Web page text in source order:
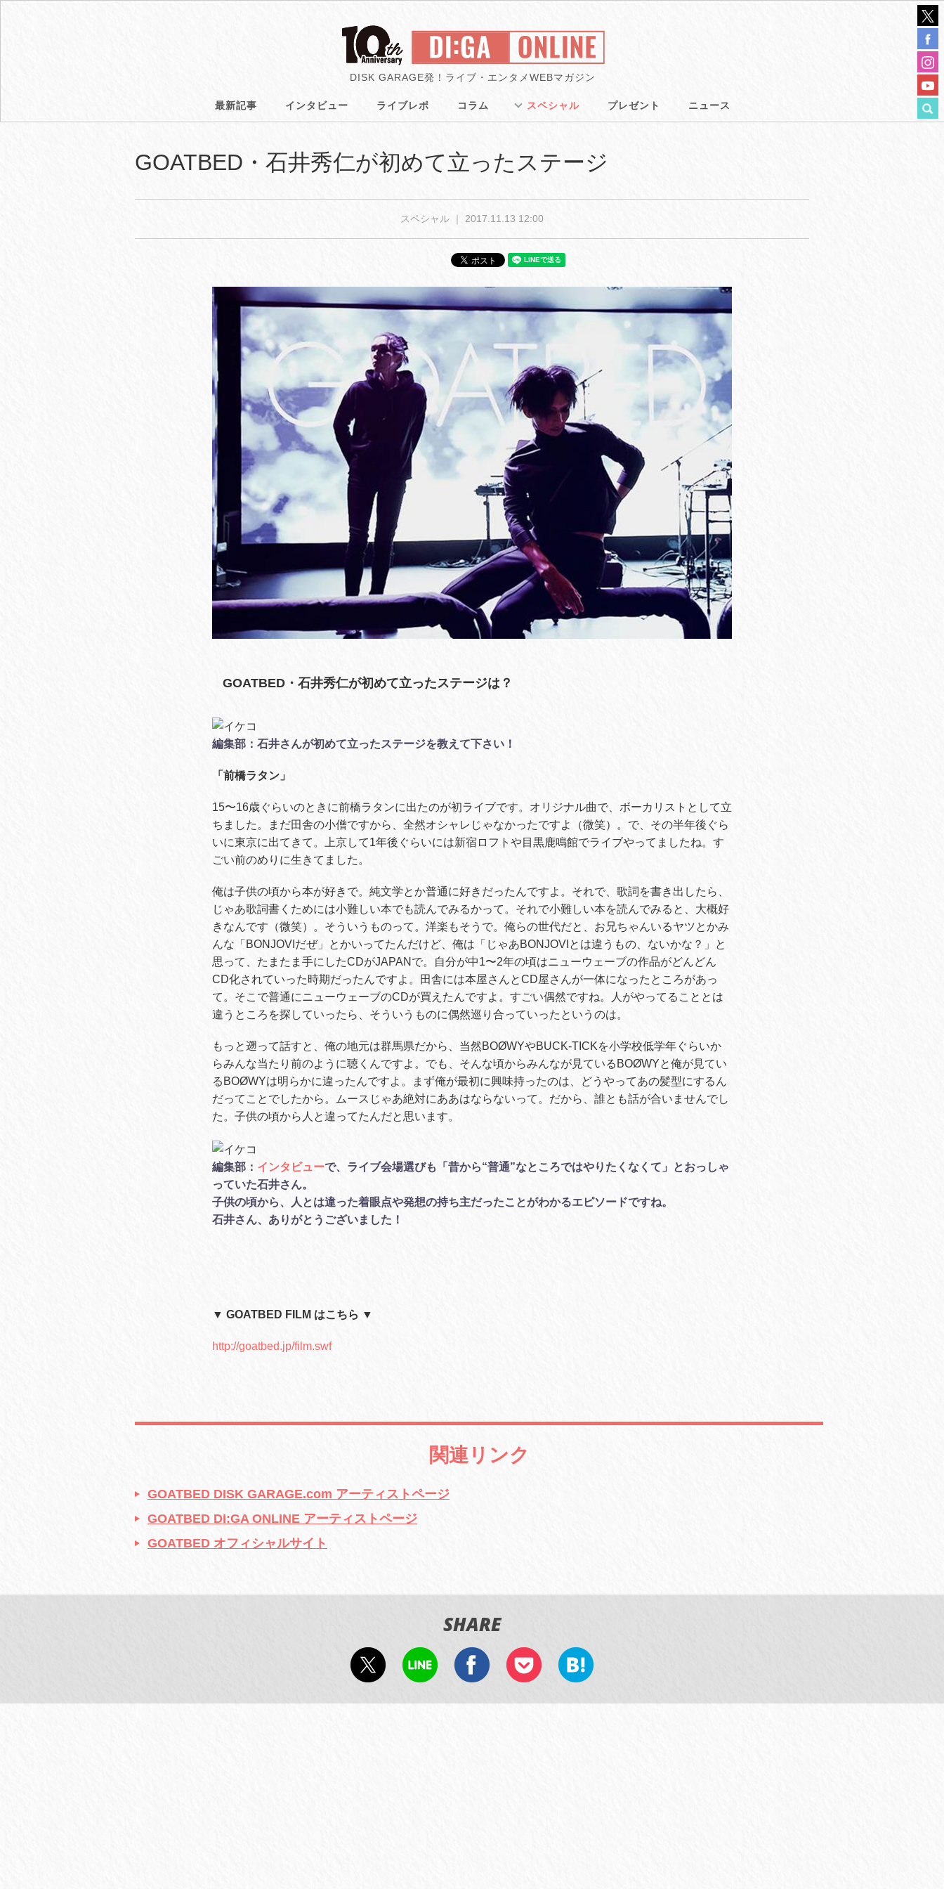
DISK GARAGE発！ライブ・エンタメWEBマガジン
最新記事 インタビュー ライブレポ コラム スペシャル プレゼント ニュース
GOATBED・石井秀仁が初めて立ったステージ
スペシャル ｜ 2017.11.13 12:00
GOATBED・石井秀仁が初めて立ったステージは？
編集部：石井さんが初めて立ったステージを教えて下さい！
「前橋ラタン」
15〜16歳ぐらいのときに前橋ラタンに出たのが初ライブです。オリジナル曲で、ボーカリストとして立
ちました。まだ田舎の小僧ですから、全然オシャレじゃなかったですよ（微笑）。で、その半年後ぐら
いに東京に出てきて。上京して1年後ぐらいには新宿ロフトや目黒鹿鳴館でライブやってましたね。す
ごい前のめりに生きてました。
俺は子供の頃から本が好きで。純文学とか普通に好きだったんですよ。それで、歌詞を書き出したら、
じゃあ歌詞書くためには小難しい本でも読んでみるかって。それで小難しい本を読んでみると、大概好
きなんです（微笑）。そういうものって。洋楽もそうで。俺らの世代だと、お兄ちゃんいるヤツとかみ
んな「BONJOVIだぜ」とかいってたんだけど、俺は「じゃあBONJOVIとは違うもの、ないかな？」と
思って、たまたま手にしたCDがJAPANで。自分が中1〜2年の頃はニューウェーブの作品がどんどん
CD化されていった時期だったんですよ。田舎には本屋さんとCD屋さんが一体になったところがあっ
て。そこで普通にニューウェーブのCDが買えたんですよ。すごい偶然ですね。人がやってることとは
違うところを探していったら、そういうものに偶然巡り合っていったというのは。
もっと遡って話すと、俺の地元は群馬県だから、当然BOØWYやBUCK-TICKを小学校低学年ぐらいか
らみんな当たり前のように聴くんですよ。でも、そんな頃からみんなが見ているBOØWYと俺が見てい
るBOØWYは明らかに違ったんですよ。まず俺が最初に興味持ったのは、どうやってあの髪型にするん
だってことでしたから。ムースじゃあ絶対にああはならないって。だから、誰とも話が合いませんでし
た。子供の頃から人と違ってたんだと思います。
編集部： インタビューで、ライブ会場選びも「昔から“普通”なところではやりたくなくて」とおっしゃ
っていた石井さん。
子供の頃から、人とは違った着眼点や発想の持ち主だったことがわかるエピソードですね。
石井さん、ありがとうございました！
▼ GOATBED FILM はこちら ▼
http://goatbed.jp/film.swf
関連リンク
GOATBED DISK GARAGE.com アーティストページ
GOATBED DI:GA ONLINE アーティストページ
GOATBED オフィシャルサイト
SHARE